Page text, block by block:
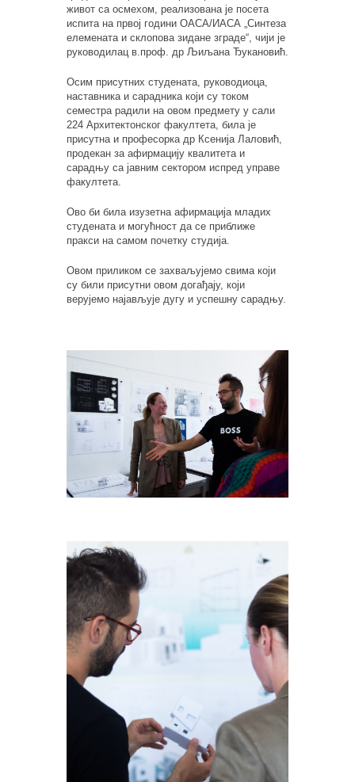
живот са осмехом, реализована је посета
испита на првој години ОАСА/ИАСА „Синтеза
елемената и склопова зидане зграде“, чији је
руководилац в.проф. др Љиљана Ђукановић.
Осим присутних студената, руководиоца,
наставника и сарадника који су током
семестра радили на овом предмету у сали
224 Архитектонског факултета, била је
присутна и професорка др Ксенија Лаловић,
продекан за афирмацију квалитета и
сарадњу са јавним сектором испред управе
факултета.
Ово би била изузетна афирмација младих
студената и могућност да се приближе
пракси на самом почетку студија.
Овом приликом се захваљујемо свима који
су били присутни овом догађају, који
верујемо најављује дугу и успешну сарадњу.